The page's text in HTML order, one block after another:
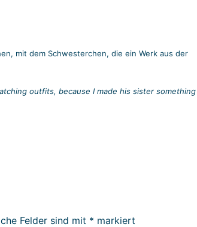
mit dem Schwesterchen, die ein Werk aus der
outfits, because I made his sister something
Felder sind mit * markiert